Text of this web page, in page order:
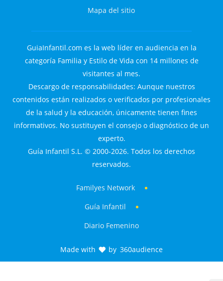
Mapa del sitio
GuiaInfantil.com es la web líder en audiencia en la
categoría Familia y Estilo de Vida con 14 millones de
visitantes al mes.
Descargo de responsabilidades: Aunque nuestros
contenidos están realizados o verificados por profesionales
de la salud y la educación, únicamente tienen fines
informativos. No sustituyen el consejo o diagnóstico de un
experto.
Guía Infantil S.L. © 2000-2026. Todos los derechos
reservados.
Familyes Network
Guía Infantil
Diario Femenino
Made with by 360audience